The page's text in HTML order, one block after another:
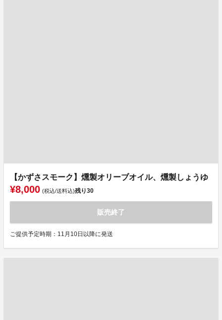
【かずさスモーク】燻製オリーブオイル、燻製しょうゆ
¥8,000 (税込/送料込)残り30
販売終了
ご提供予定時期：11月10日以降に発送